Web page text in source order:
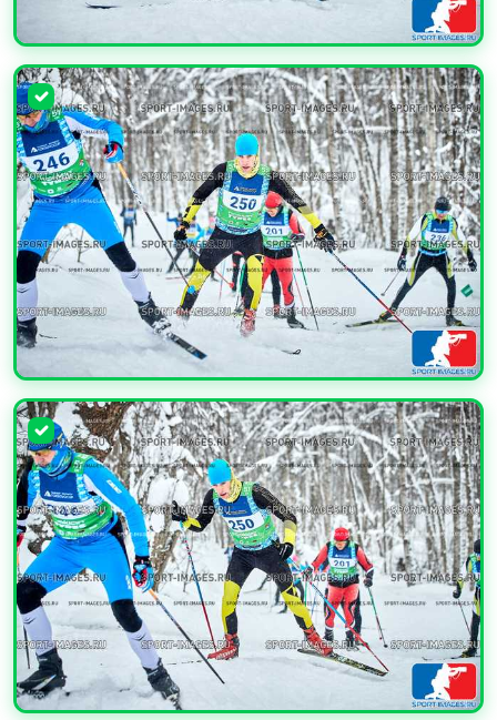
УВЕЛИЧИТЬ
УВЕЛИЧИТЬ